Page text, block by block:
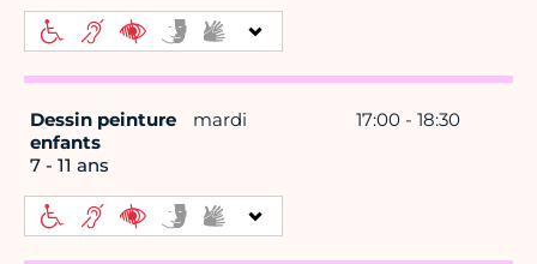
Dessin peinture
enfants
7 - 11 ans
mardi 17:00 - 18:30